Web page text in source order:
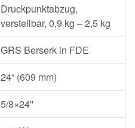
Druckpunktabzug,
verstellbar, 0,9 kg – 2,5 kg
GRS Berserk in FDE
24“ (609 mm)
5/8×24''